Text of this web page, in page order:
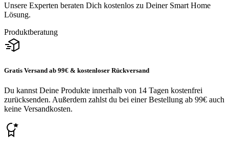
Unsere Experten beraten Dich kostenlos zu Deiner Smart Home
Lösung.
Produktberatung
Gratis Versand ab 99€ & kostenloser Rückversand
Du kannst Deine Produkte innerhalb von 14 Tagen kostenfrei
zurücksenden. Außerdem zahlst du bei einer Bestellung ab 99€ auch
keine Versandkosten.